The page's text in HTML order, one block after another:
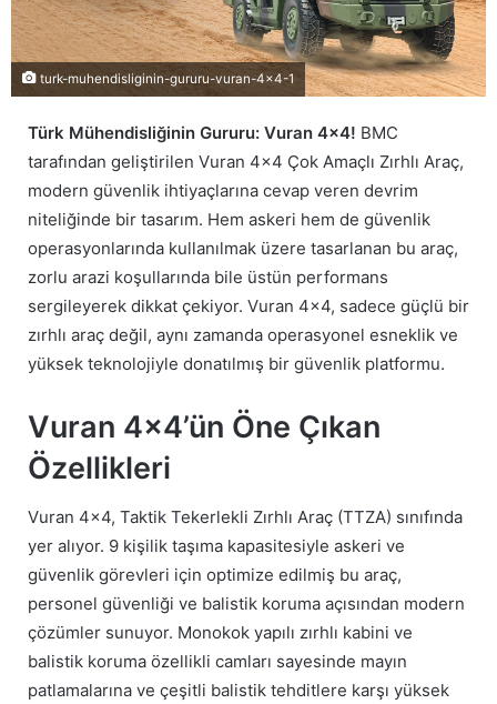
turk-muhendisliginin-gururu-vuran-4x4-1
Türk Mühendisliğinin Gururu: Vuran 4×4! BMC
tarafından geliştirilen Vuran 4×4 Çok Amaçlı Zırhlı Araç,
modern güvenlik ihtiyaçlarına cevap veren devrim
niteliğinde bir tasarım. Hem askeri hem de güvenlik
operasyonlarında kullanılmak üzere tasarlanan bu araç,
zorlu arazi koşullarında bile üstün performans
sergileyerek dikkat çekiyor. Vuran 4×4, sadece güçlü bir
zırhlı araç değil, aynı zamanda operasyonel esneklik ve
yüksek teknolojiyle donatılmış bir güvenlik platformu.
Vuran 4×4’ün Öne Çıkan
Özellikleri
Vuran 4×4, Taktik Tekerlekli Zırhlı Araç (TTZA) sınıfında
yer alıyor. 9 kişilik taşıma kapasitesiyle askeri ve
güvenlik görevleri için optimize edilmiş bu araç,
personel güvenliği ve balistik koruma açısından modern
çözümler sunuyor. Monokok yapılı zırhlı kabini ve
balistik koruma özellikli camları sayesinde mayın
patlamalarına ve çeşitli balistik tehditlere karşı yüksek